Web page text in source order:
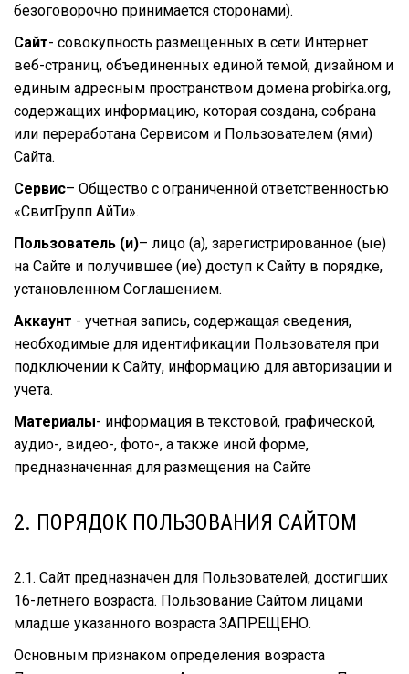
безоговорочно принимается сторонами).
Сайт- совокупность размещенных в сети Интернет
веб-страниц, объединенных единой темой, дизайном и
единым адресным пространством домена probirka.org,
содержащих информацию, которая создана, собрана
или переработана Сервисом и Пользователем (ями)
Сайта.
Сервис– Общество с ограниченной ответственностью
«СвитГрупп АйТи».
Пользователь (и)– лицо (а), зарегистрированное (ые)
на Сайте и получившее (ие) доступ к Сайту в порядке,
установленном Соглашением.
Аккаунт - учетная запись, содержащая сведения,
необходимые для идентификации Пользователя при
подключении к Сайту, информацию для авторизации и
учета.
Материалы- информация в текстовой, графической,
аудио-, видео-, фото-, а также иной форме,
предназначенная для размещения на Сайте
2. ПОРЯДОК ПОЛЬЗОВАНИЯ САЙТОМ
2.1. Сайт предназначен для Пользователей, достигших
16-летнего возраста. Пользование Сайтом лицами
младше указанного возраста ЗАПРЕЩЕНО.
Основным признаком определения возраста